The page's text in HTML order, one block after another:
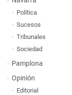
Política
Sucesos
Tribunales
Sociedad
Pamplona
Opinión
Editorial